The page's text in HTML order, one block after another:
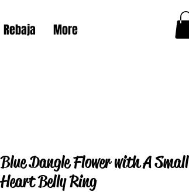
Rebaja More
Blue Dangle Flower with A Small
Heart Belly Ring